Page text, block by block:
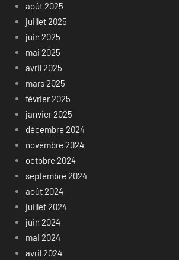
août 2025
juillet 2025
juin 2025
mai 2025
avril 2025
mars 2025
février 2025
janvier 2025
décembre 2024
novembre 2024
octobre 2024
septembre 2024
août 2024
juillet 2024
juin 2024
mai 2024
avril 2024